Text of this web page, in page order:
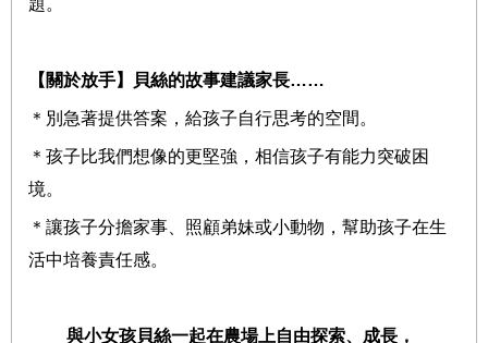
【關於放手】貝絲的故事建議家長……
＊別急著提供答案，給孩子自行思考的空間。
＊孩子比我們想像的更堅強，相信孩子有能力突破困
境。
＊讓孩子分擔家事、照顧弟妹或小動物，幫助孩子在生
活中培養責任感。
與小女孩貝絲一起在農場上自由探索、成長，